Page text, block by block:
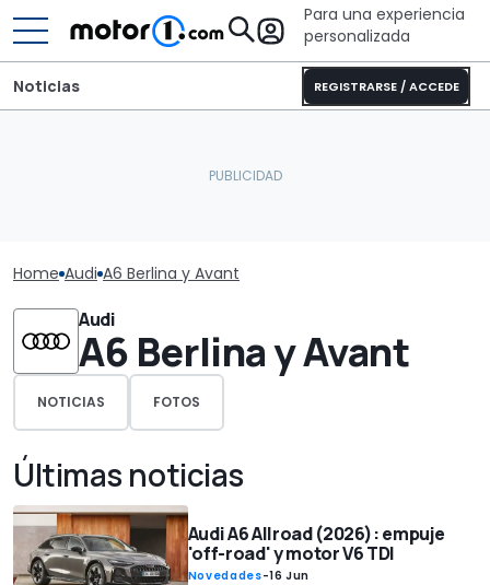
Para una experiencia
personalizada
REGISTRARSE / ACCEDE
Noticias
Home Audi A6 Berlina y Avant
Audi
A6 Berlina y Avant
NOTICIAS FOTOS
Últimas noticias
Audi A6 Allroad (2026): empuje
'off-road' y motor V6 TDI
Novedades-16 Jun